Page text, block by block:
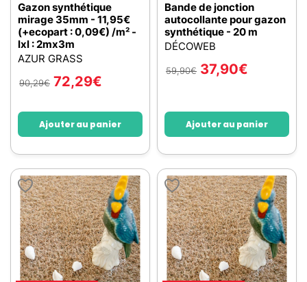
Gazon synthétique
mirage 35mm - 11,95€
(+ecopart : 0,09€) /m² -
lxl : 2mx3m
AZUR GRASS
90,29€ 72,29€
Ajouter au panier
Bande de jonction
autocollante pour gazon
synthétique - 20 m
DÉCOWEB
59,90€ 37,90€
Ajouter au panier